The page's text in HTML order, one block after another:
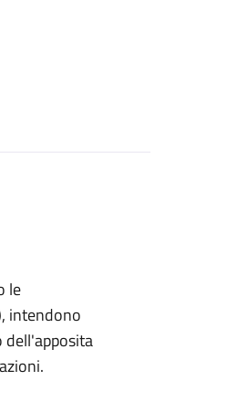
le
intendono
dell'apposita